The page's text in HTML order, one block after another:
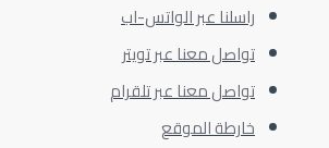
راسلنا عبر الواتس-اب
تواصل معنا عبر تويتر
تواصل معنا عبر تلقرام
خارطة الموقع